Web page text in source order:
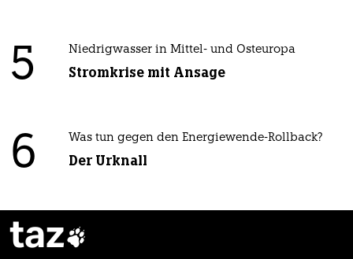
5 Niedrigwasser in Mittel- und Osteuropa
Stromkrise mit Ansage
6 Was tun gegen den Energiewende-Rollback?
Der Urknall
taz